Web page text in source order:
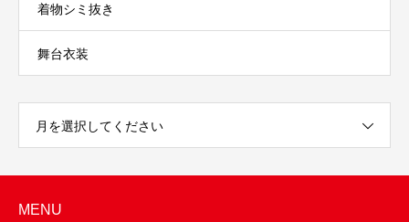
着物シミ抜き
舞台衣装
月を選択してください
MENU